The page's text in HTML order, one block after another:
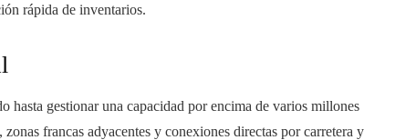
rápida de inventarios.
hasta gestionar una capacidad por encima de varios millones
francas adyacentes y conexiones directas por carretera y